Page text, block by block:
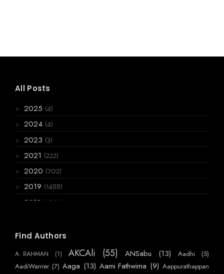
All Posts
► 2025 (4)
► 2024 (4)
► 2023 (3)
► 2021 (222)
► 2020 (702)
► 2019 (1488)
2018 (3867)
▼2016(2955)
(720)
► November(770)
Find Authors
A. RAHMAN (1) AKCAli (55) ANSabu (13) Aadhi
(5)
AadiWarrier (7) Aaga (13) Aami Fathwima (9) Aappurathappan